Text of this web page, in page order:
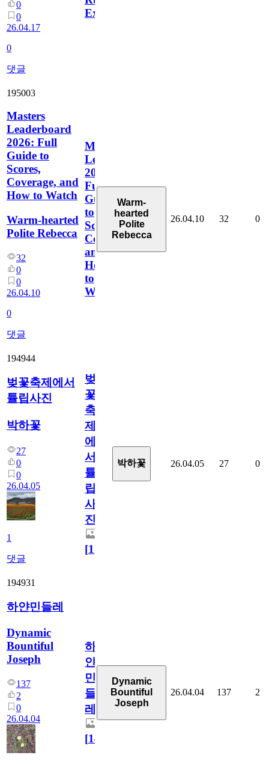
0
0
26.04.17
0
댓글
Explicados
195003
Masters
Leaderboard
2026: Full
Guide to
Scores,
Coverage, and
How to Watch
Warm-hearted
Polite Rebecca
32
0
0
26.04.10
0
댓글
Masters
Leaderboard
2026:
Full
Guide
to
Scores,
Coverage,
and
How
to
Watch
Warm-
hearted
Polite
Rebecca
26.04.10 32 0
194944
벚꽃축제에서
튤립사진
박하꽃
27
0
0
26.04.05
1
댓글
벚
꽃
축
제
에
서
튤
립
사
진
[1]
박하꽃 26.04.05 27 0
194931
하얀민들레
Dynamic
Bountiful
Joseph
137
2
0
26.04.04
하
얀
민
들
레
[14
Dynamic
Bountiful
Joseph
26.04.04 137 2